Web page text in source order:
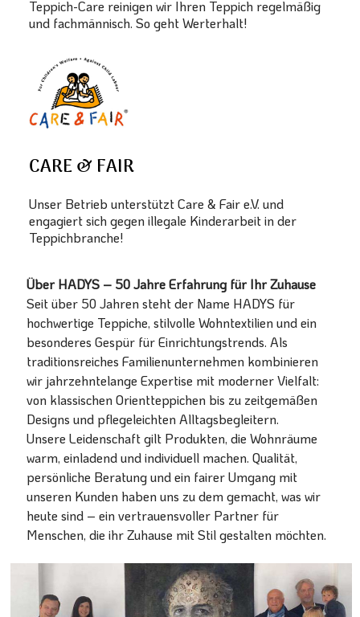
Teppich-Care reinigen wir Ihren Teppich regelmäßig
und fachmännisch. So geht Werterhalt!
CARE & FAIR
Unser Betrieb unterstützt Care & Fair e.V. und
engagiert sich gegen illegale Kinderarbeit in der
Teppichbranche!
Über HADYS – 50 Jahre Erfahrung für Ihr Zuhause
Seit über 50 Jahren steht der Name HADYS für
hochwertige Teppiche, stilvolle Wohntextilien und ein
besonderes Gespür für Einrichtungstrends. Als
traditionsreiches Familienunternehmen kombinieren
wir jahrzehntelange Expertise mit moderner Vielfalt:
von klassischen Orientteppichen bis zu zeitgemäßen
Designs und pflegeleichten Alltagsbegleitern.
Unsere Leidenschaft gilt Produkten, die Wohnräume
warm, einladend und individuell machen. Qualität,
persönliche Beratung und ein fairer Umgang mit
unseren Kunden haben uns zu dem gemacht, was wir
heute sind – ein vertrauensvoller Partner für
Menschen, die ihr Zuhause mit Stil gestalten möchten.